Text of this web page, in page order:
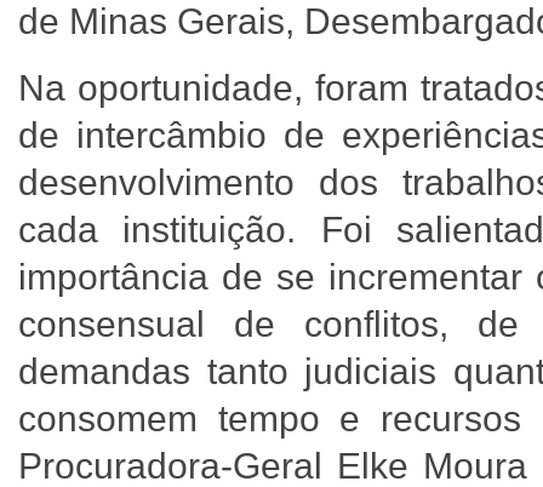
de Minas Gerais,
Na oportunidade, foram
de intercâmbio de
desenvolvimento dos
cada instituição. Foi
importância de se
consensual de conflitos,
demandas tanto judiciais
consomem tempo e
Procuradora-Geral Elke